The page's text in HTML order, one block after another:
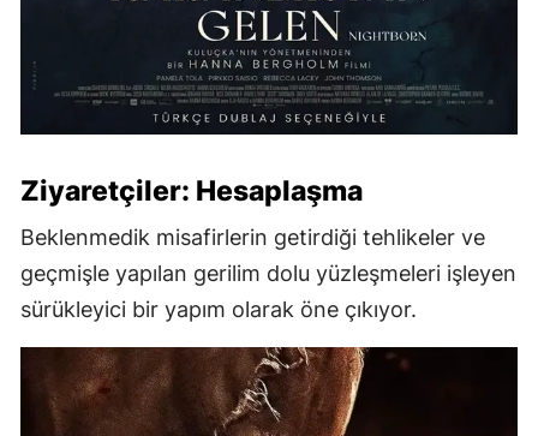
Ziyaretçiler: Hesaplaşma
Beklenmedik misafirlerin getirdiği tehlikeler ve
geçmişle yapılan gerilim dolu yüzleşmeleri işleyen
sürükleyici bir yapım olarak öne çıkıyor.